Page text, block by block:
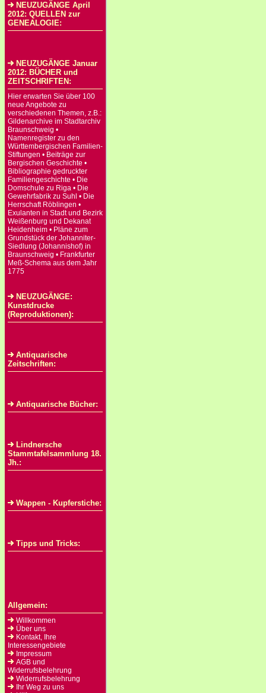
NEUZUGÄNGE April
2012: QUELLEN zur
GENEALOGIE:
NEUZUGÄNGE Januar
2012: BÜCHER und
ZEITSCHRIFTEN:
Hier erwarten Sie über 100
neue Angebote zu
verschiedenen Themen, z.B.:
Gildenarchive im Stadtarchiv
Braunschweig •
Namenregister zu den
Württembergischen Familien-
Stiftungen • Beiträge zur
Bergischen Geschichte •
Bibliographie gedruckter
Familiengeschichte • Die
Domschule zu Riga • Die
Gewehrfabrik zu Suhl • Die
Herrschaft Röblingen •
Exulanten in Stadt und Bezirk
Weißenburg und Dekanat
Heidenheim • Pläne zum
Grundstück der Johanniter-
Siedlung (Johannishof) in
Braunschweig • Frankfurter
Meß-Schema aus dem Jahr
1775
NEUZUGÄNGE:
Kunstdrucke
(Reproduktionen):
Antiquarische
Zeitschriften:
Antiquarische Bücher:
Lindnersche
Stammtafelsammlung 18.
Jh.:
Wappen - Kupferstiche:
Tipps und Tricks:
Allgemein:
Willkommen
Über uns
Kontakt, Ihre
Interessengebiete
Impressum
AGB und
Widerrufsbelehrung
Widerrufsbelehrung
Ihr Weg zu uns